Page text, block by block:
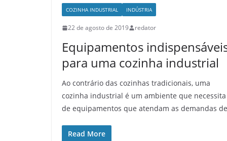
COZINHA INDUSTRIAL INDÚSTRIA
22 de agosto de 2019 redator
Equipamentos
para uma cozinha industrial
Ao contrário das cozinhas tradicionais, uma
cozinha industrial é um ambiente que necessita
de equipamentos que atendam as demandas de
Read More